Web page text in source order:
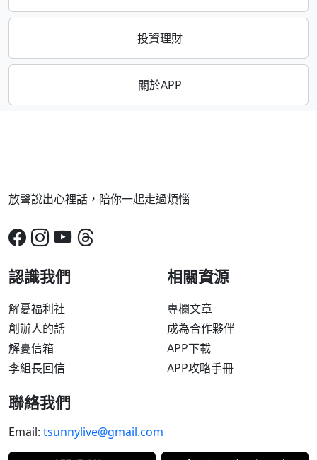
投資理財
關於APP
放聲說出心裡話，陪你一起走過煩惱
認識我們
解憂福利社
創辦人的話
解憂信箱
李組長回信
相關資源
專欄文章
成為合作夥伴
APP下載
APP攻略手冊
聯絡我們
Email: tsunnylive@gmail.com